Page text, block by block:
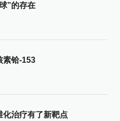
”的存在
素铪-153
治疗有了新靶点